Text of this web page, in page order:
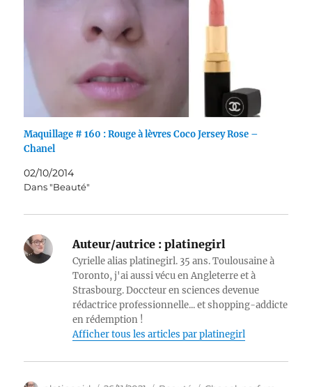
Maquillage # 160 : Rouge à lèvres Coco Jersey Rose –
Chanel
02/10/2014
Dans "Beauté"
Auteur/autrice : platinegirl
Cyrielle alias platinegirl. 35 ans. Toulousaine à
Toronto, j'ai aussi vécu en Angleterre et à
Strasbourg. Doccteur en sciences devenue
rédactrice professionnelle... et shopping-addicte
en rédemption !
Afficher tous les articles par platinegirl